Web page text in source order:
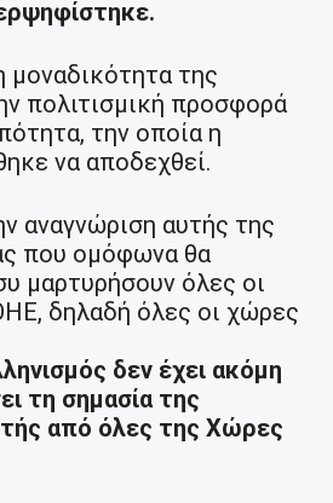
μοναδικότητα της
πολιτισμική προσφορά
την οποία η
να αποδεχθεί.
αναγνώριση αυτής της
που ομόφωνα θα
μαρτυρήσουν όλες οι
δηλαδή όλες οι χώρες
δεν έχει ακόμη
τη σημασία της
από όλες της Χώρες